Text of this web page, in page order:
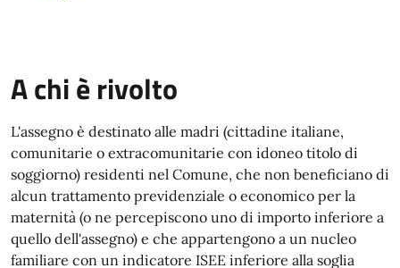
A chi è rivolto
L'assegno è destinato alle madri (cittadine italiane,
comunitarie o extracomunitarie con idoneo titolo di
soggiorno) residenti nel Comune, che non beneficiano di
alcun trattamento previdenziale o economico per la
maternità (o ne percepiscono uno di importo inferiore a
quello dell'assegno) e che appartengono a un nucleo
familiare con un indicatore ISEE inferiore alla soglia